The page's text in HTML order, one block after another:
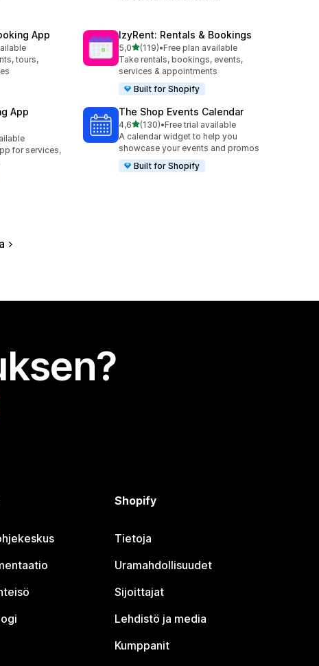
App
tours,
IzyRent: Rentals & Bookings
5,0/ 5 tähteä
(119)
119 arvostelua yhteensä
•Free plan available
Take rentals, bookings, events,
services & appointments
Built for Shopify
App
for services,
The Shop Events Calendar
4,6/ 5 tähteä
(130)
130 arvostelua yhteensä
•Free trial available
A calendar widget to help you
showcase your events and promos
Built for Shopify
Shopify
Tietoja
Uramahdollisuudet
Sijoittajat
Lehdistö ja media
Kumppanit